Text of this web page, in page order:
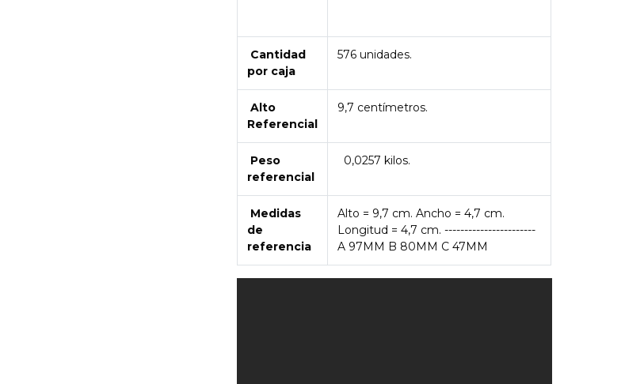
Cantidad
por caja
576 unidades.
Alto
Referencial
9,7 centímetros.
Peso
referencial
0,0257 kilos.
Medidas
de
referencia
Alto = 9,7 cm. Ancho = 4,7 cm.
Longitud = 4,7 cm. -----------------------
A 97MM B 80MM C 47MM